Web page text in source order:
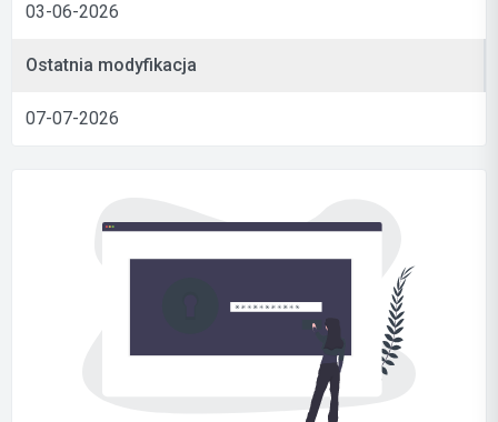
03-06-2026
Ostatnia modyfikacja
07-07-2026